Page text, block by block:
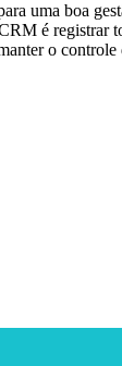
uma boa
é registrar
o controle